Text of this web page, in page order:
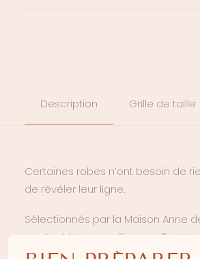
Description Grille de taille
Certaines robes n’ont besoin de
de révéler leur ligne.
Sélectionnés par la Maison Anne
cache-tétons en silicone offrent
simple, confortable et totalement